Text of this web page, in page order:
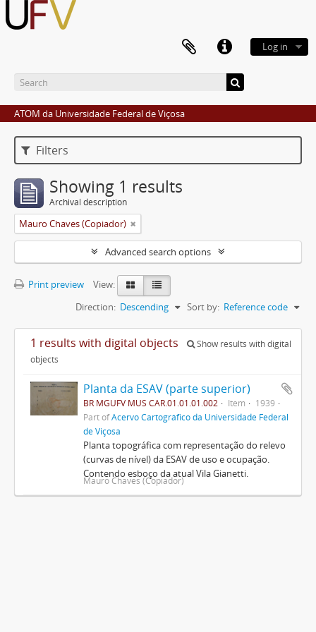
Log in
ATOM da Universidade Federal de Viçosa
Filters
Showing 1 results
Archival description
Mauro Chaves (Copiador)
Advanced search options
Print preview
View:
Sort by: Reference code
Direction: Descending
1 results with digital objects
Show results with digital
objects
Planta da ESAV (parte superior)
BR MGUFV MUS CAR.01.01.01.002 Item
1939
Part ofAcervo Cartográfico da Universidade Federal
de Viçosa
Planta topográfica com representação do relevo
(curvas de nível) da ESAV de uso e ocupação.
Contendo esboço da atual Vila Gianetti.
Mauro Chaves (Copiador)